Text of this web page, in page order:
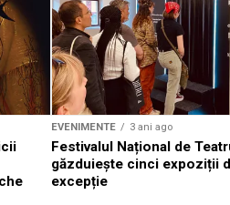
EVENIMENTE 3 ani ago
Festivalul Național de
găzduiește cinci expoziții
excepție